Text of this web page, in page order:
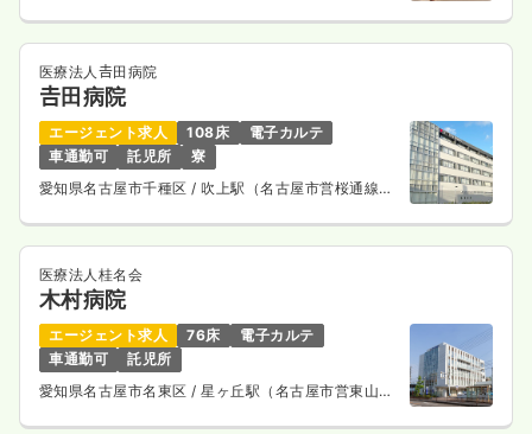
医療法人𠮷田病院
𠮷田病院
エージェント求人 108床
電子カルテ
車通勤可
託児所
寮
愛知県名古屋市千種区 / 吹上駅（名古屋市営桜通線）
医療法人桂名会
木村病院
エージェント求人 76床
電子カルテ
車通勤可
託児所
愛知県名古屋市名東区 / 星ヶ丘駅（名古屋市営東山